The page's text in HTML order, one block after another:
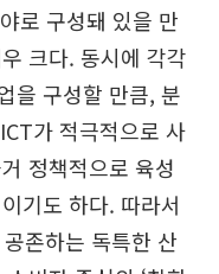
로 구성돼 있을 만
크다. 동시에 각각
을 구성할 만큼, 분
가 적극적으로 사
정책적으로 육성
기도 하다. 따라서
존하는 독특한 산